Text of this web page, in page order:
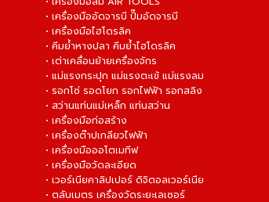
• เครื่องมืออัดจารบี ปั๊มอัดจารบี
• เครื่องมือไฮโดรลิค
• คีมย้ำหางปลา คีมย้ำไฮโดรลิค
• เต่าเคลื่อนย้ายเครื่องจักร
• แม่แรงกระปุก แม่แรงตะเข้ แม่แรงลม
• รอกโซ่ รอดโยก รอกไฟฟ้า รอกสลิง
• สว่านแท่นแม่เหล็ก แท่นสว่าน
• เครื่องมือก่อสร้าง
• เครื่องต๊าปเกลียวไฟฟ้า
• เครื่องมือออโตเมทีฟ
• เครื่องมือวัดละเอียด
• เวอร์เนียคาลิปเปอร์ ดิจิตอลเวอร์เนีย
• ตลับเมตร เครื่องวัดระยะเลเซอร์